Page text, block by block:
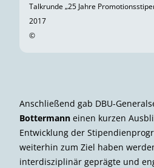
Talkrunde „25 Jahre
2017
©
Anschließend gab DBU-
Bottermann einen kurzen
Entwicklung der
weiterhin zum Ziel haben
interdisziplinär geprägte und